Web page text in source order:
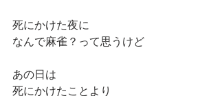
死にかけた夜に
なんで麻雀？って思うけど
あの日は
死にかけたことより